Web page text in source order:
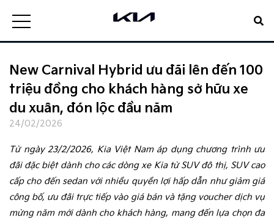
New Carnival Hybrid ưu đãi lên đến 100
triệu đồng cho khách hàng sở hữu xe
du xuân, đón lộc đầu năm
24/02/2026
Từ ngày 23/2/2026, Kia Việt Nam áp dụng chương trình ưu
đãi đặc biệt dành cho các dòng xe Kia từ SUV đô thị, SUV cao
cấp cho đến sedan với nhiều quyền lợi hấp dẫn như giảm giá
công bố, ưu đãi trực tiếp vào giá bán và tặng voucher dịch vụ
mừng năm mới dành cho khách hàng, mang đến lựa chọn đa